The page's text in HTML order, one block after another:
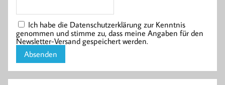
Ich habe die Datenschutzerklärung zur Kenntnis
genommen und stimme zu, dass meine Angaben für den
Newsletter-Versand gespeichert werden.